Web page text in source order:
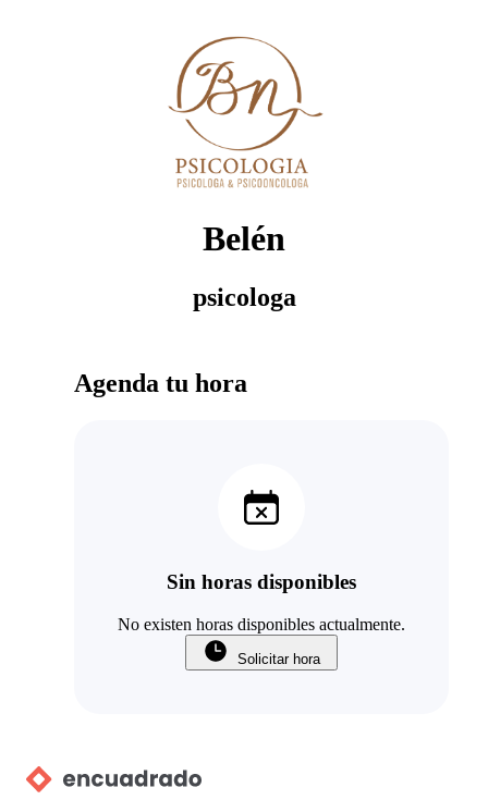
Belén
psicologa
Agenda tu hora
Sin horas disponibles
No existen horas disponibles actualmente.
Solicitar hora